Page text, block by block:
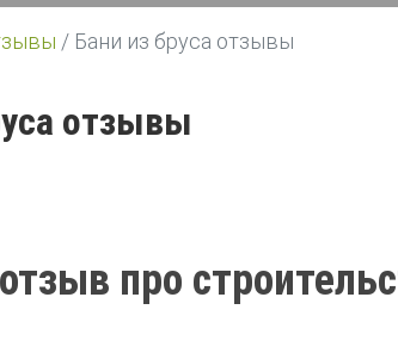
/ Бани из бруса отзывы
отзывы
про